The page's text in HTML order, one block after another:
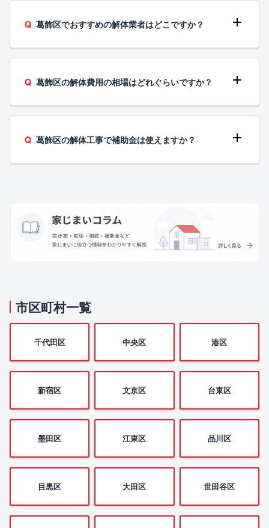
葛飾区でおすすめの解体業者はどこですか？
葛飾区の解体費用の相場はどれぐらいですか？
葛飾区の解体工事で補助金は使えますか？
市区町村一覧
千代田区 中央区 港区
新宿区 文京区 台東区
墨田区 江東区 品川区
目黒区 大田区 世田谷区